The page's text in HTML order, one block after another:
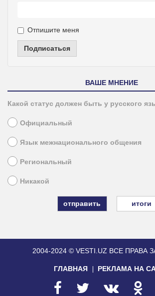
Отпишите меня
Подписаться
ВАШЕ МНЕНИЕ
Какой статус должен быть у русского
Официальный
Язык межнационального общения
Региональный
Никакой
итоги
2004-2024 © VESTI.UZ ВСЕ ПРАВА
ГЛАВНАЯ РЕКЛАМА НА